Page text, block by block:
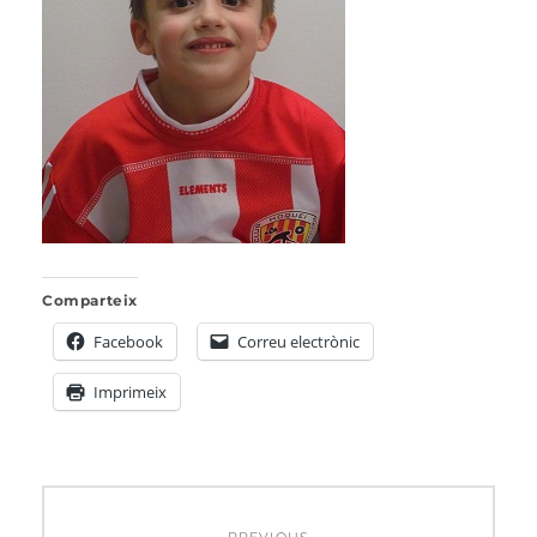
Comparteix
Facebook Correu electrònic
Imprimeix